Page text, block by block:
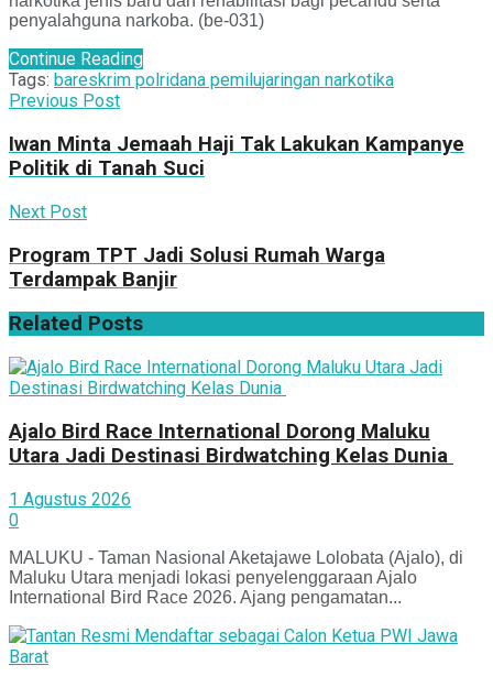
penyalahguna narkoba. (be-031)
Continue Reading
Tags: bareskrim polridana pemilujaringan narkotika
Previous Post
Iwan Minta Jemaah Haji Tak Lakukan Kampanye
Politik di Tanah Suci
Next Post
Program TPT Jadi Solusi Rumah Warga
Terdampak Banjir
Related Posts
Ajalo Bird Race International Dorong Maluku
Utara Jadi Destinasi Birdwatching Kelas Dunia
1 Agustus 2026
0
MALUKU - Taman Nasional Aketajawe Lolobata (Ajalo), di
Maluku Utara menjadi lokasi penyelenggaraan Ajalo
International Bird Race 2026. Ajang pengamatan...